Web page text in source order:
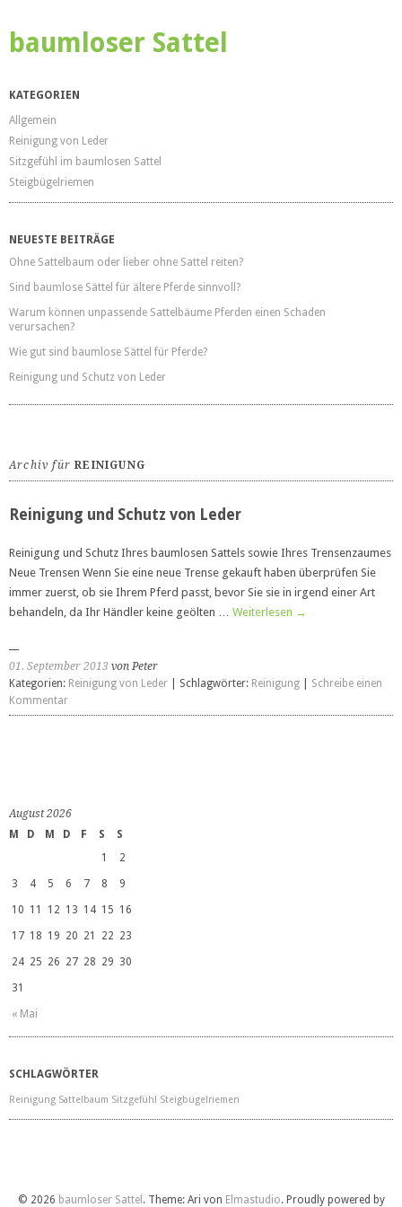
baumloser Sattel
KATEGORIEN
Allgemein
Reinigung von Leder
Sitzgefühl im baumlosen Sattel
Steigbügelriemen
NEUESTE BEITRÄGE
Ohne Sattelbaum oder lieber ohne Sattel reiten?
Sind baumlose Sättel für ältere Pferde sinnvoll?
Warum können unpassende Sattelbäume Pferden einen Schaden
verursachen?
Wie gut sind baumlose Sättel für Pferde?
Reinigung und Schutz von Leder
Archiv fürREINIGUNG
Reinigung und Schutz von Leder
Reinigung und Schutz Ihres baumlosen Sattels sowie Ihres Trensenzaumes
Neue Trensen Wenn Sie eine neue Trense gekauft haben überprüfen Sie
immer zuerst, ob sie Ihrem Pferd passt, bevor Sie sie in irgend einer Art
behandeln, da Ihr Händler keine geölten … Weiterlesen →
01. September 2013 von Peter
Kategorien: Reinigung von Leder | Schlagwörter: Reinigung
Schreibe einen
Kommentar
August 2026
M
D M D F S S
« Mai
1 2
3 4 5 6 7 8 9
10 11 12 13 14 15 16
17 18 19 20 21 22 23
24 25 26 27 28 29 30
31
SCHLAGWÖRTER
Reinigung Sattelbaum Sitzgefühl Steigbügelriemen
© 2026 baumloser Sattel . Theme: Ari von Elmastudio. Proudly powered by